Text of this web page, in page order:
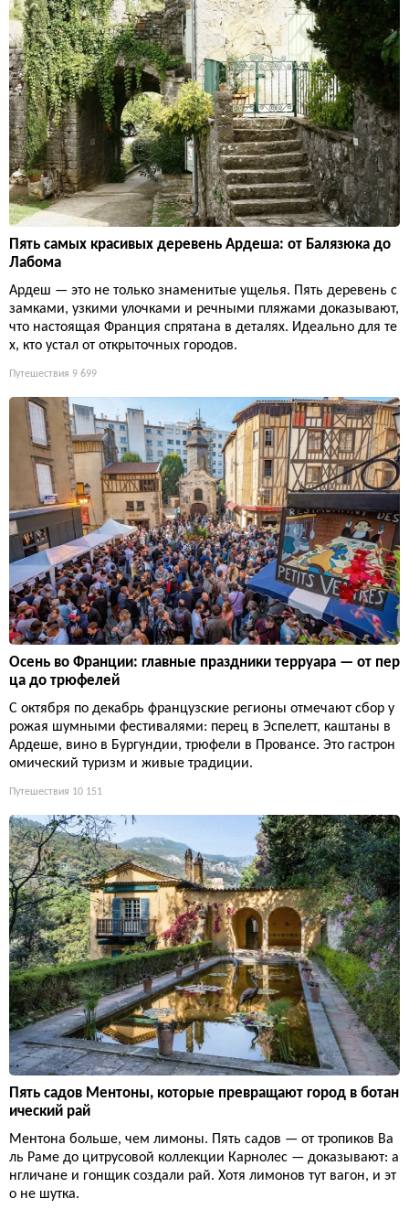
Пять самых красивых деревень Ардеша: от Балязюка до
Лабома
Ардеш — это не только знаменитые ущелья. Пять деревень с
замками, узкими улочками и речными пляжами доказывают,
что настоящая Франция спрятана в деталях. Идеально для те
х, кто устал от открыточных городов.
Путешествия 9 699
Осень во Франции: главные праздники терруара — от пер
ца до трюфелей
С октября по декабрь французские регионы отмечают сбор у
рожая шумными фестивалями: перец в Эспелетт, каштаны в
Ардеше, вино в Бургундии, трюфели в Провансе. Это гастрон
омический туризм и живые традиции.
Путешествия 10 151
Пять садов Ментоны, которые превращают город в ботан
ический рай
Ментона больше, чем лимоны. Пять садов — от тропиков Ва
ль Раме до цитрусовой коллекции Карнолес — доказывают: а
нгличане и гонщик создали рай. Хотя лимонов тут вагон, и эт
о не шутка.